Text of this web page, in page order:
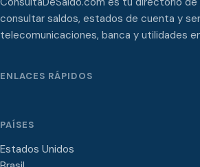
consultar saldos, estados de cuenta y
telecomunicaciones, banca y utilidades
ENLACES RÁPIDOS
PAÍSES
Estados Unidos